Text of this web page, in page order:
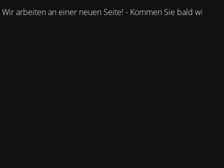
Wir arbeiten an einer neuen Seite! - Kommen Sie bald wieder.